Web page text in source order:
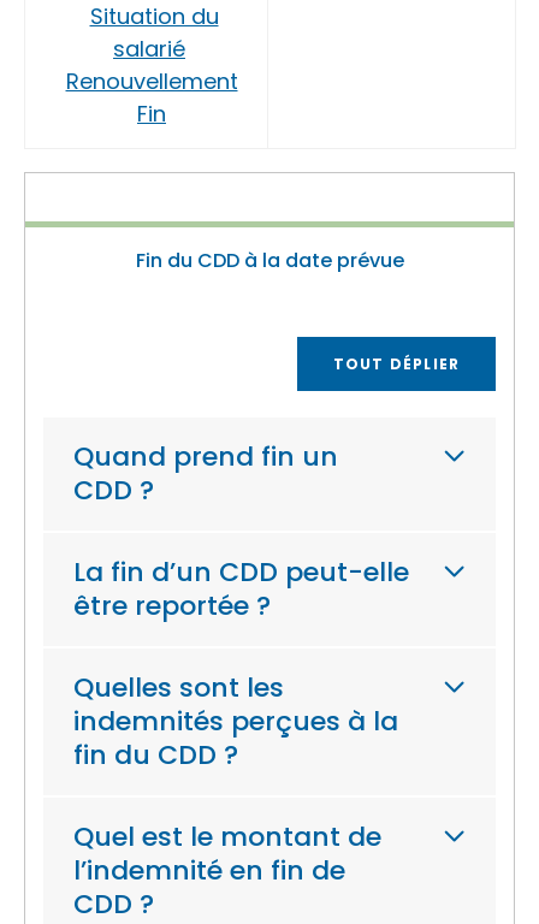
Situation du
salarié
Renouvellement
Fin
Fin du CDD à la date prévue
TOUT DÉPLIER
Quand prend fin un
CDD ?
La fin d’un CDD peut-elle
être reportée ?
Quelles sont les
indemnités perçues à la
fin du CDD ?
Quel est le montant de
l’indemnité en fin de
CDD ?